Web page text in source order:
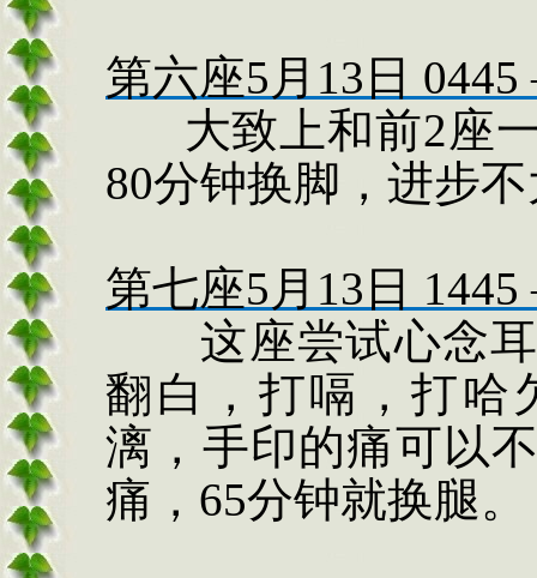
第六座5 月 13 日 0445
大致上和前2座
80分钟换脚，进步
第七座5 月 13 日 1445
这座尝试心念
翻白，打嗝，打哈
漓，手印的痛可以
痛， 65分钟就换腿。